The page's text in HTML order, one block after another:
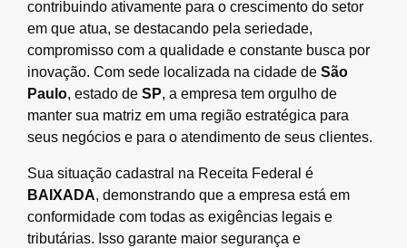
contribuindo ativamente para o crescimento do setor
em que atua, se destacando pela seriedade,
compromisso com a qualidade e constante busca por
inovação. Com sede localizada na cidade de São
Paulo, estado de SP, a empresa tem orgulho de
manter sua matriz em uma região estratégica para
seus negócios e para o atendimento de seus clientes.
Sua situação cadastral na Receita Federal é
BAIXADA, demonstrando que a empresa está em
conformidade com todas as exigências legais e
tributárias. Isso garante maior segurança e